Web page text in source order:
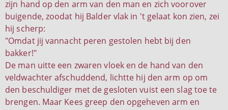
zijn hand op den arm van den man en zich voorover
buigende, zoodat hij Balder vlak in 't gelaat kon zien, zei
hij scherp:
"Omdat jij vannacht peren gestolen hebt bij den
bakker!"
De man uitte een zwaren vloek en de hand van den
veldwachter afschuddend, lichtte hij den arm op om
den beschuldiger met de gesloten vuist een slag toe te
brengen. Maar Kees greep den opgeheven arm en